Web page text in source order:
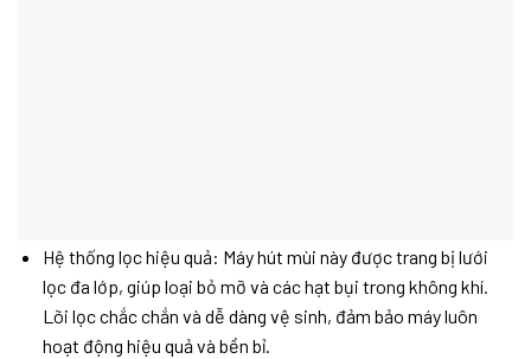
Hệ thống lọc hiệu quả: Máy hút mùi này được trang bị lưới
lọc đa lớp, giúp loại bỏ mỡ và các hạt bụi trong không khí.
Lõi lọc chắc chắn và dễ dàng vệ sinh, đảm bảo máy luôn
hoạt động hiệu quả và bền bỉ.